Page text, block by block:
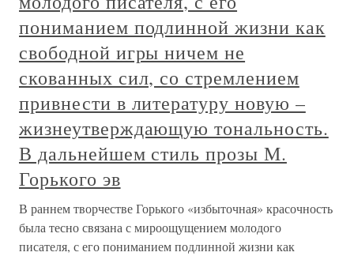
пониманием подлинной жизни как
свободной игры ничем не
скованных сил, со стремлением
привнести в литературу новую –
жизнеутверждающую тональность.
В дальнейшем стиль прозы М.
Горького эв
В раннем творчестве Горького «избыточная» красочность
была тесно связана с мироощущением молодого
писателя, с его пониманием подлинной жизни как